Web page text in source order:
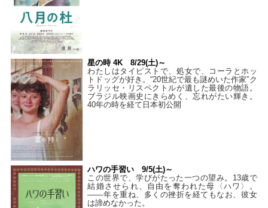
星の時 4K 8/29(土)～
わたしはタイピストで、処⼥で、コーラとホッ
トドッグが好き。“20世紀で最も謎めいた作家”ク
ラリッセ・リスペクトルが遺した最後の物語。
ブラジル映画史にきらめく、忘れがたい輝き。
40年の時を経て⽇本初公開
ハワの手習い 9/5(土)～
この世界で、学びがたった一つの望み。13歳で
結婚させられ、自由を奪われた母〈ハワ〉。
——年を重ね、多くの挫折を経てもなお、彼女
は諦めなかった。